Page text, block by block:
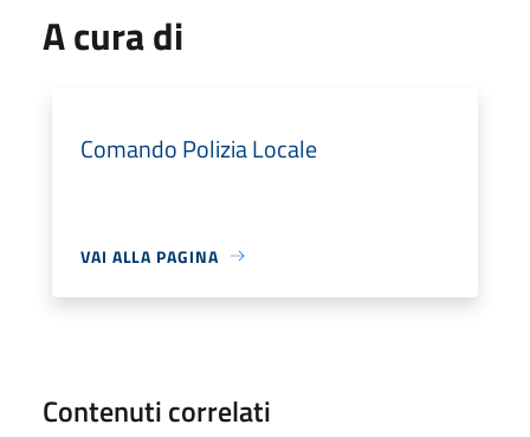
A cura di
Comando Polizia Locale
VAI ALLA PAGINA
Contenuti correlati